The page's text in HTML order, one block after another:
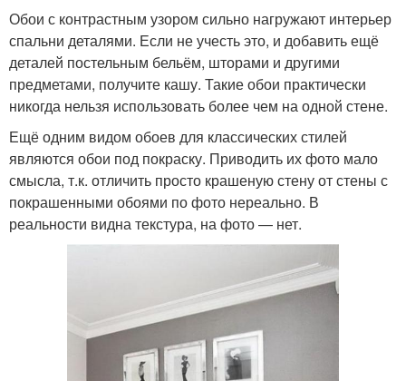
Обои с контрастным узором сильно нагружают интерьер
спальни деталями. Если не учесть это, и добавить ещё
деталей постельным бельём, шторами и другими
предметами, получите кашу. Такие обои практически
никогда нельзя использовать более чем на одной стене.
Ещё одним видом обоев для классических стилей
являются обои под покраску. Приводить их фото мало
смысла, т.к. отличить просто крашеную стену от стены с
покрашенными обоями по фото нереально. В
реальности видна текстура, на фото — нет.